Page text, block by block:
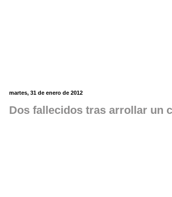
martes, 31 de enero de 2012
Dos fallecidos tras arrollar un